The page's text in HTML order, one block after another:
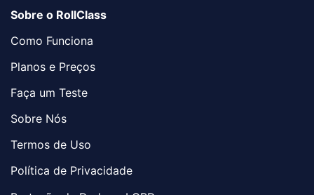
Sobre o RollClass
Como Funciona
Planos e Preços
Faça um Teste
Sobre Nós
Termos de Uso
Política de Privacidade